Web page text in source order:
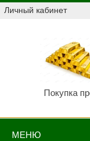
Skip
toЛичный кабинет
Покупка
МЕНЮ